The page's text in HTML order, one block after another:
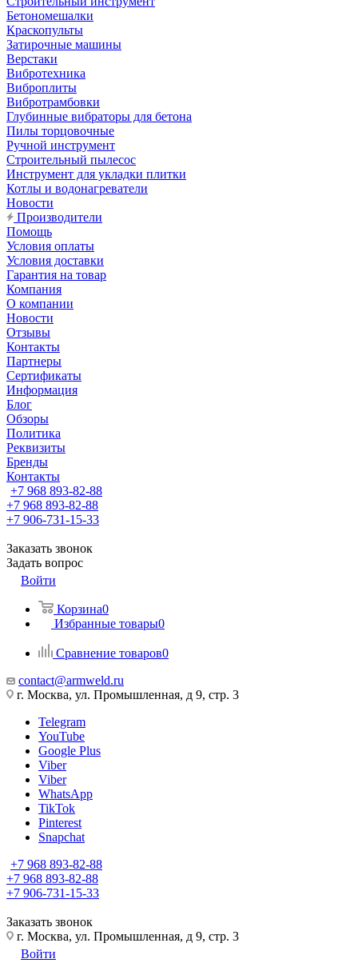
Бетономешалки
Краскопульты
Затирочные машины
Верстаки
Вибротехника
Виброплиты
Вибротрамбовки
Глубинные вибраторы для бетона
Пилы торцовочные
Ручной инструмент
Строительный пылесос
Инструмент для укладки плитки
Котлы и водонагреватели
Новости
Производители
Помощь
Условия оплаты
Условия доставки
Гарантия на товар
Компания
О компании
Новости
Отзывы
Контакты
Партнеры
Сертификаты
Информация
Блог
Обзоры
Политика
Реквизиты
Бренды
Контакты
+7 968 893-82-88
+7 968 893-82-88
+7 906-731-15-33
Заказать звонок
Задать вопрос
Войти
Корзина0
Избранные товары0
Сравнение товаров0
contact@armweld.ru
г. Москва, ул. Промышленная, д 9, стр. 3
Telegram
YouTube
Google Plus
Viber
Viber
WhatsApp
TikTok
Pinterest
Snapchat
+7 968 893-82-88
+7 968 893-82-88
+7 906-731-15-33
Заказать звонок
г. Москва, ул. Промышленная, д 9, стр. 3
Войти